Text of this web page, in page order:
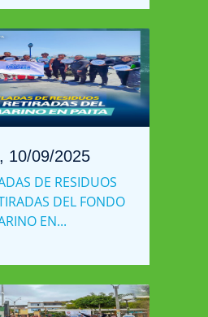
10/09/2025
DE RESIDUOS
DEL FONDO
EN...